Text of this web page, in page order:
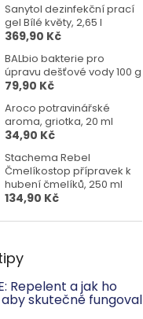
Sanytol dezinfekční prací
gel Bílé květy, 2,65 l
369,90 Kč
BALbio bakterie pro
úpravu dešťové vody 100 g
79,90 Kč
Aroco potravinářské
aroma, griotka, 20 ml
34,90 Kč
Stachema Rebel
Čmelíkostop přípravek k
hubení čmelíků, 250 ml
134,90 Kč
Repelent a jak ho
skutečně fungoval